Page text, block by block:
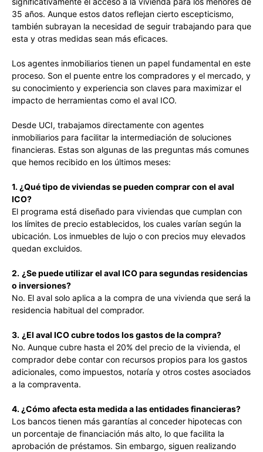
35 años. Aunque estos datos reflejan cierto escepticismo,
también subrayan la necesidad de seguir trabajando para que
esta y otras medidas sean más eficaces.
Los agentes inmobiliarios tienen un papel fundamental en este
proceso. Son el puente entre los compradores y el mercado, y
su conocimiento y experiencia son claves para maximizar el
impacto de herramientas como el aval ICO.
Desde UCI, trabajamos directamente con agentes
inmobiliarios para facilitar la intermediación de soluciones
financieras. Estas son algunas de las preguntas más comunes
que hemos recibido en los últimos meses:
1. ¿Qué tipo de viviendas se pueden comprar con el aval
ICO?
El programa está diseñado para viviendas que cumplan con
los límites de precio establecidos, los cuales varían según la
ubicación. Los inmuebles de lujo o con precios muy elevados
quedan excluidos.
2. ¿Se puede utilizar el aval ICO para segundas residencias
o inversiones?
No. El aval solo aplica a la compra de una vivienda que será la
residencia habitual del comprador.
3. ¿El aval ICO cubre todos los gastos de la compra?
No. Aunque cubre hasta el 20% del precio de la vivienda, el
comprador debe contar con recursos propios para los gastos
adicionales, como impuestos, notaría y otros costes asociados
a la compraventa.
4. ¿Cómo afecta esta medida a las entidades financieras?
Los bancos tienen más garantías al conceder hipotecas con
un porcentaje de financiación más alto, lo que facilita la
aprobación de préstamos. Sin embargo, siguen realizando